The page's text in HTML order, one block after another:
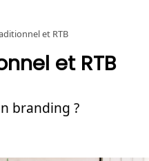
et RTB
et RTB
branding ?